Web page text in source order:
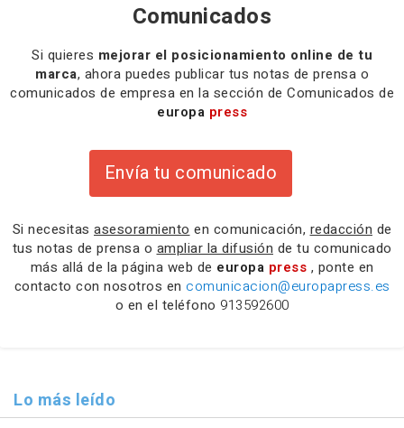
Comunicados
Si quieres mejorar el posicionamiento online de tu
marca, ahora puedes publicar tus notas de prensa o
comunicados de empresa en la sección de Comunicados de
europa press
Envía tu comunicado
Si necesitas asesoramiento en comunicación, redacción de
tus notas de prensa o ampliar la difusión de tu comunicado
más allá de la página web de europa press , ponte en
contacto con nosotros en comunicacion@europapress.es
o en el teléfono 913592600
Lo más leído